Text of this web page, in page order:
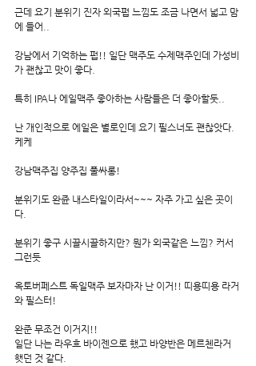
근데 요기 분위기 진자 외국펍 느낌도 조금 나면서 넓고 맘
에 들어..
강남에서 기억하는 펍!! 일단 맥주도 수제맥주인데 가성비
가 괜찮고 맛이 좋다.
특히 IPA나 에일맥주 좋아하는 사람들은 더 좋아할둣..
난 개인적으로 에일은 별로인데 요기 필스너도 괜찮앗다.
케케
강남맥주집 양주집 풀싸롱!
분위기도 완쥰 내스타일이라서~~~ 자주 가고 싶은 곳이
다.
분위기 좋구 시끌시끌하지만? 뭔가 외국같은 느낌? 커서
그런듯
옥토버페스트 독일맥주 보자마자 난 이거!! 띠용띠용 라거
와 필스터!
완준 무조건 이거지!!
일단 나는 라우흐 바이젠으로 했고 바양반은 메르첸라거
햇던 것 같다.